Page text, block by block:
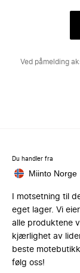
Ved påmelding
Du handler fra
Miinto Norge
I motsetning til
eget lager. Vi
alle produktene
kjærlighet av
beste
følg oss!